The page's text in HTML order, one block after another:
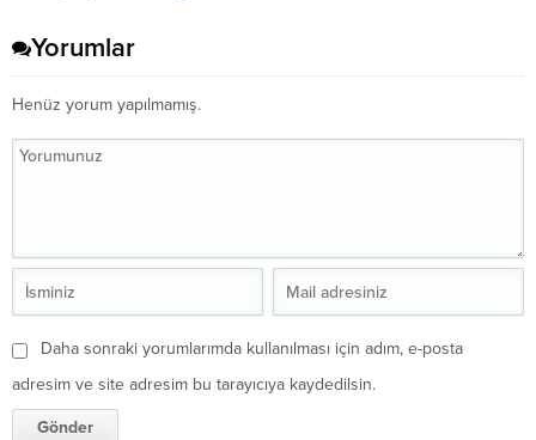
Yorumlar
Henüz yorum yapılmamış.
Daha sonraki yorumlarımda kullanılması için adım, e-posta
adresim ve site adresim bu tarayıcıya kaydedilsin.